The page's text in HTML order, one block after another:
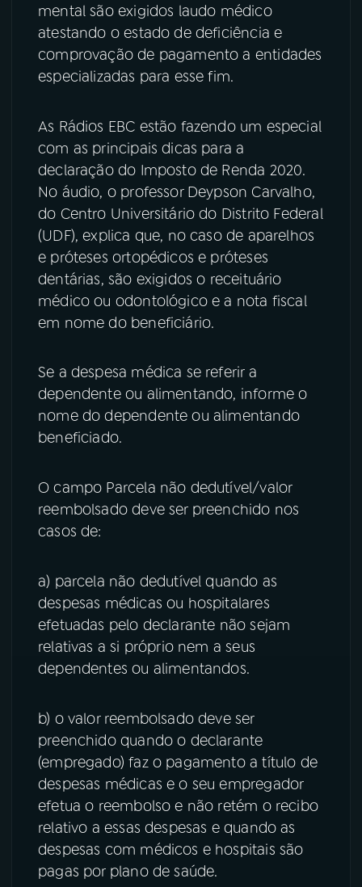
mental são exigidos laudo médico
atestando o estado de deficiência e
comprovação de pagamento a entidades
especializadas para esse fim.
As Rádios EBC estão fazendo um especial
com as principais dicas para a
declaração do Imposto de Renda 2020.
No áudio, o professor Deypson Carvalho,
do Centro Universitário do Distrito Federal
(UDF), explica que, no caso de aparelhos
e próteses ortopédicos e próteses
dentárias, são exigidos o receituário
médico ou odontológico e a nota fiscal
em nome do beneficiário.
Se a despesa médica se referir a
dependente ou alimentando, informe o
nome do dependente ou alimentando
beneficiado.
O campo Parcela não dedutível/valor
reembolsado deve ser preenchido nos
casos de:
a) parcela não dedutível quando as
despesas médicas ou hospitalares
efetuadas pelo declarante não sejam
relativas a si próprio nem a seus
dependentes ou alimentandos.
b) o valor reembolsado deve ser
preenchido quando o declarante
(empregado) faz o pagamento a título de
despesas médicas e o seu empregador
efetua o reembolso e não retém o recibo
relativo a essas despesas e quando as
despesas com médicos e hospitais são
pagas por plano de saúde.